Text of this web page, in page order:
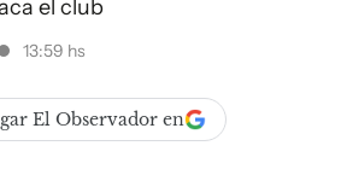
el club
13:59 hs
El Observador en